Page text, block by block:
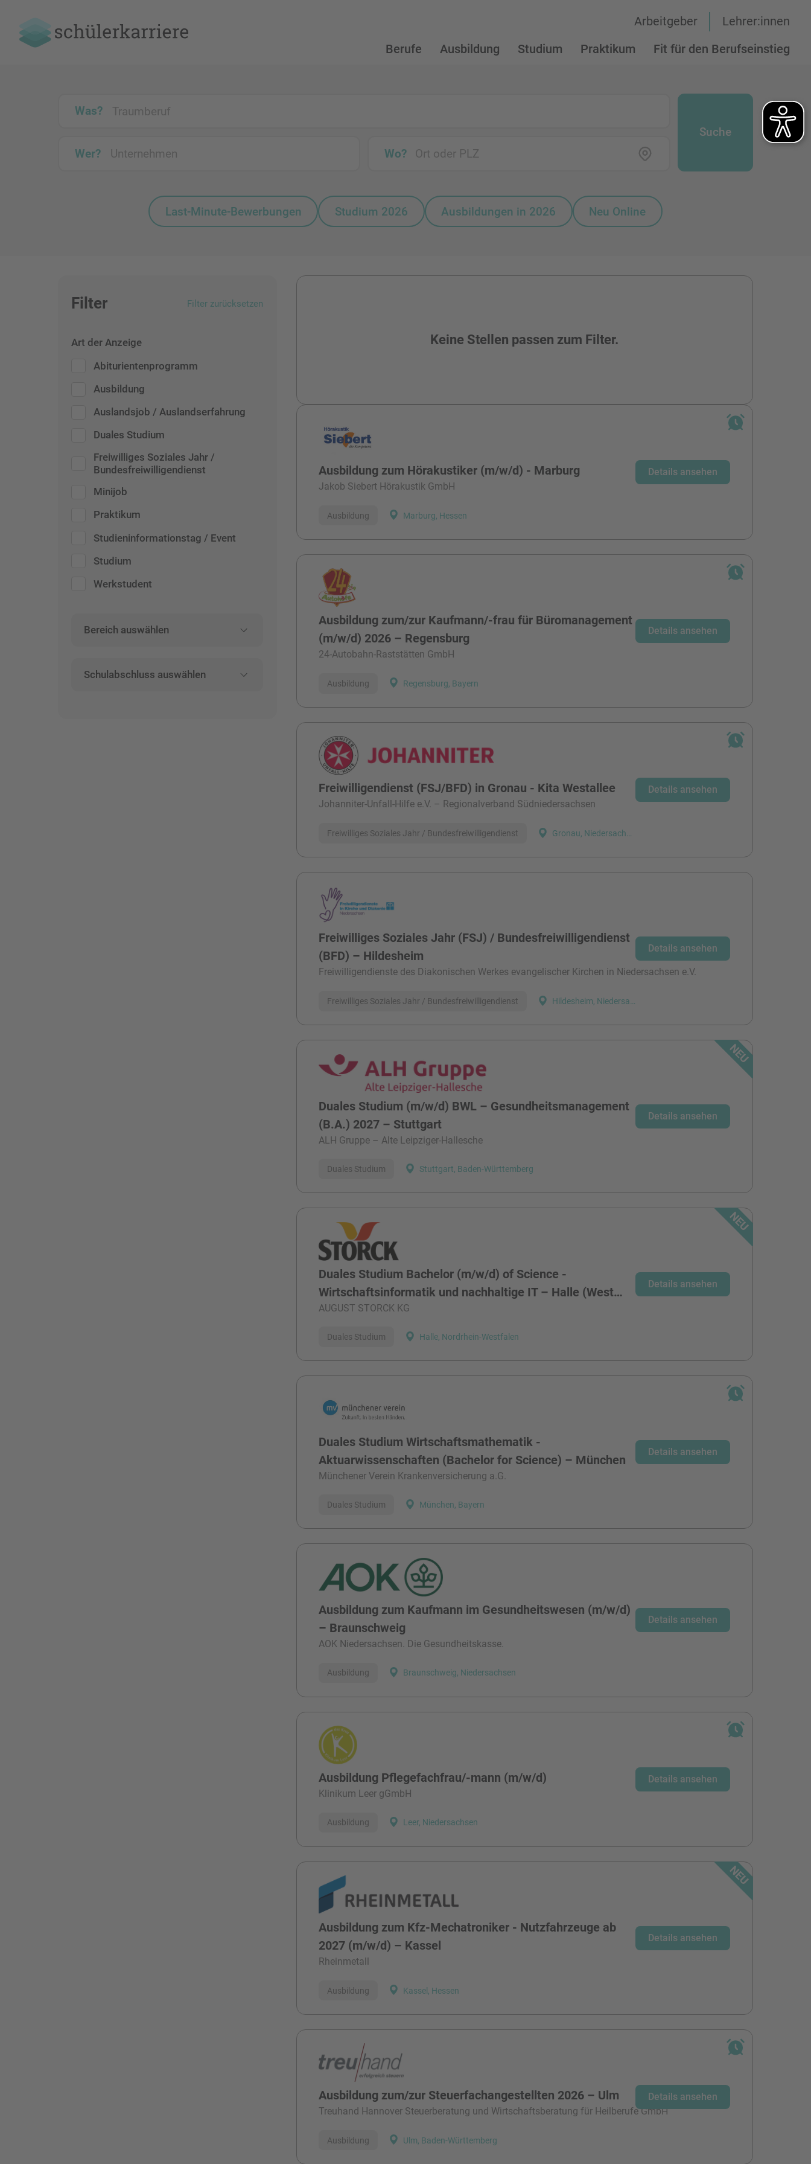
Berufe Ausbildung Studium Praktikum Fit für den Berufseinstieg
Arbeitgeber Lehrer:innen
Was?
Wer? Wo?
Suche
Last-Minute-Bewerbungen Studium 2026 Ausbildungen in 2026 Neu Online
Filter Filter zurücksetzen
Art der Anzeige
Abiturientenprogramm
Ausbildung
Auslandsjob / Auslandserfahrung
Duales Studium
Freiwilliges Soziales Jahr /
Bundesfreiwilligendienst
Minijob
Praktikum
Studieninformationstag / Event
Studium
Werkstudent
Bereich auswählen
Schulabschluss auswählen
Keine Stellen passen zum Filter.
Ausbildung zum Hörakustiker (m/w/d) - Marburg
Jakob Siebert Hörakustik GmbH
Marburg, Hessen
Ausbildung
Details ansehen
Ausbildung zum/zur Kaufmann/-frau für Büromanagement
(m/w/d) 2026 – Regensburg
24-Autobahn-Raststätten GmbH
Regensburg, Bayern
Ausbildung
Details ansehen
Freiwilligendienst (FSJ/BFD) in Gronau - Kita Westallee
Johanniter-Unfall-Hilfe e.V. – Regionalverband Südniedersachsen
Gronau, Niedersachsen
Freiwilliges Soziales Jahr / Bundesfreiwilligendienst
Details ansehen
Freiwilliges Soziales Jahr (FSJ) / Bundesfreiwilligendienst
(BFD) – Hildesheim
Freiwilligendienste des Diakonischen Werkes evangelischer Kirchen in Niedersachsen e.V.
Hildesheim, Niedersachsen
Freiwilliges Soziales Jahr / Bundesfreiwilligendienst
Details ansehen
Duales Studium (m/w/d) BWL – Gesundheitsmanagement
(B.A.) 2027 – Stuttgart
ALH Gruppe – Alte Leipziger-Hallesche
Stuttgart, Baden-Württemberg
Duales Studium
Details ansehen
Duales Studium Bachelor (m/w/d) of Science -
Wirtschaftsinformatik und nachhaltige IT – Halle (West…
AUGUST STORCK KG
Halle, Nordrhein-Westfalen
Duales Studium
Details ansehen
Duales Studium Wirtschaftsmathematik -
Aktuarwissenschaften (Bachelor for Science) – München
Münchener Verein Krankenversicherung a.G.
München, Bayern
Duales Studium
Details ansehen
Ausbildung zum Kaufmann im Gesundheitswesen (m/w/d)
– Braunschweig
AOK Niedersachsen. Die Gesundheitskasse.
Braunschweig, Niedersachsen
Ausbildung
Details ansehen
Ausbildung Pflegefachfrau/-mann (m/w/d)
Klinikum Leer gGmbH
Leer, Niedersachsen
Ausbildung
Details ansehen
Ausbildung zum Kfz-Mechatroniker - Nutzfahrzeuge ab
2027 (m/w/d) – Kassel
Rheinmetall
Kassel, Hessen
Ausbildung
Details ansehen
Ausbildung zum/zur Steuerfachangestellten 2026 – Ulm
Treuhand Hannover Steuerberatung und Wirtschaftsberatung für Heilberufe GmbH
Ulm, Baden-Württemberg
Ausbildung
Details ansehen